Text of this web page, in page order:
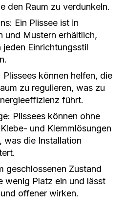
den Raum zu verdunkeln.
Ein Plissee ist in
und Mustern erhältlich,
jeden Einrichtungsstil
Plissees können helfen, die
zu regulieren, was zu
führt.
Plissees können ohne
und Klemmlösungen
was die Installation
geschlossenen Zustand
wenig Platz ein und lässt
offener wirken.